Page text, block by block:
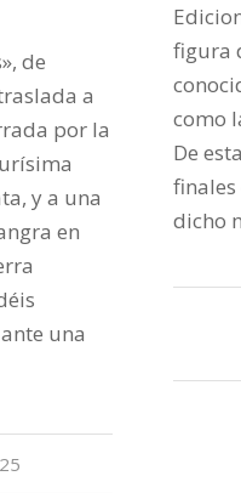
de
a
por la
y a una
en
una
figura
como
De
finales
dicho